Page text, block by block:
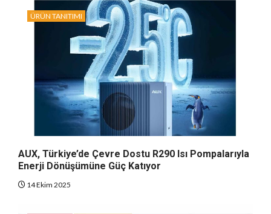
ÜRÜN TANITIMI
AUX, Türkiye’de Çevre Dostu R290 Isı Pompalarıyla
Enerji Dönüşümüne Güç Katıyor
14 Ekim 2025